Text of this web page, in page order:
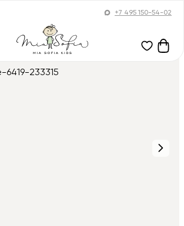
+7 495 150-54-02